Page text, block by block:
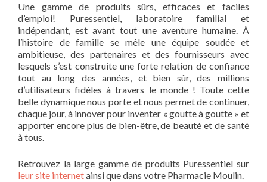
Une gamme de produits sûrs, efficaces et faciles
d’emploi! Puressentiel, laboratoire familial et
indépendant, est avant tout une aventure humaine. À
l’histoire de famille se mêle une équipe soudée et
ambitieuse, des partenaires et des fournisseurs avec
lesquels s’est construite une forte relation de confiance
tout au long des années, et bien sûr, des millions
d’utilisateurs fidèles à travers le monde ! Toute cette
belle dynamique nous porte et nous permet de continuer,
chaque jour, à innover pour inventer « goutte à goutte » et
apporter encore plus de bien-être, de beauté et de santé
à tous.
Retrouvez la large gamme de produits Puressentiel sur
leur site internetainsi que dans votre Pharmacie Moulin.